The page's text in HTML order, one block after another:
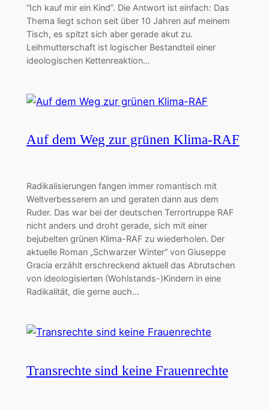
“Ich kauf mir ein Kind”. Die Antwort ist einfach: Das
Thema liegt schon seit über 10 Jahren auf meinem
Tisch, es spitzt sich aber gerade akut zu.
Leihmutterschaft ist logischer Bestandteil einer
ideologischen Kettenreaktion…
Auf dem Weg zur grünen Klima-RAF
Radikalisierungen fangen immer romantisch mit
Weltverbesserern an und geraten dann aus dem
Ruder. Das war bei der deutschen Terrortruppe RAF
nicht anders und droht gerade, sich mit einer
bejubelten grünen Klima-RAF zu wiederholen. Der
aktuelle Roman „Schwarzer Winter“ von Giuseppe
Gracia erzählt erschreckend aktuell das Abrutschen
von ideologisierten (Wohlstands-)Kindern in eine
Radikalität, die gerne auch…
Transrechte sind keine Frauenrechte